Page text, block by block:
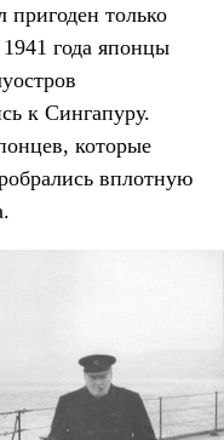
только
года японцы
к Сингапуру.
которые
вплотную